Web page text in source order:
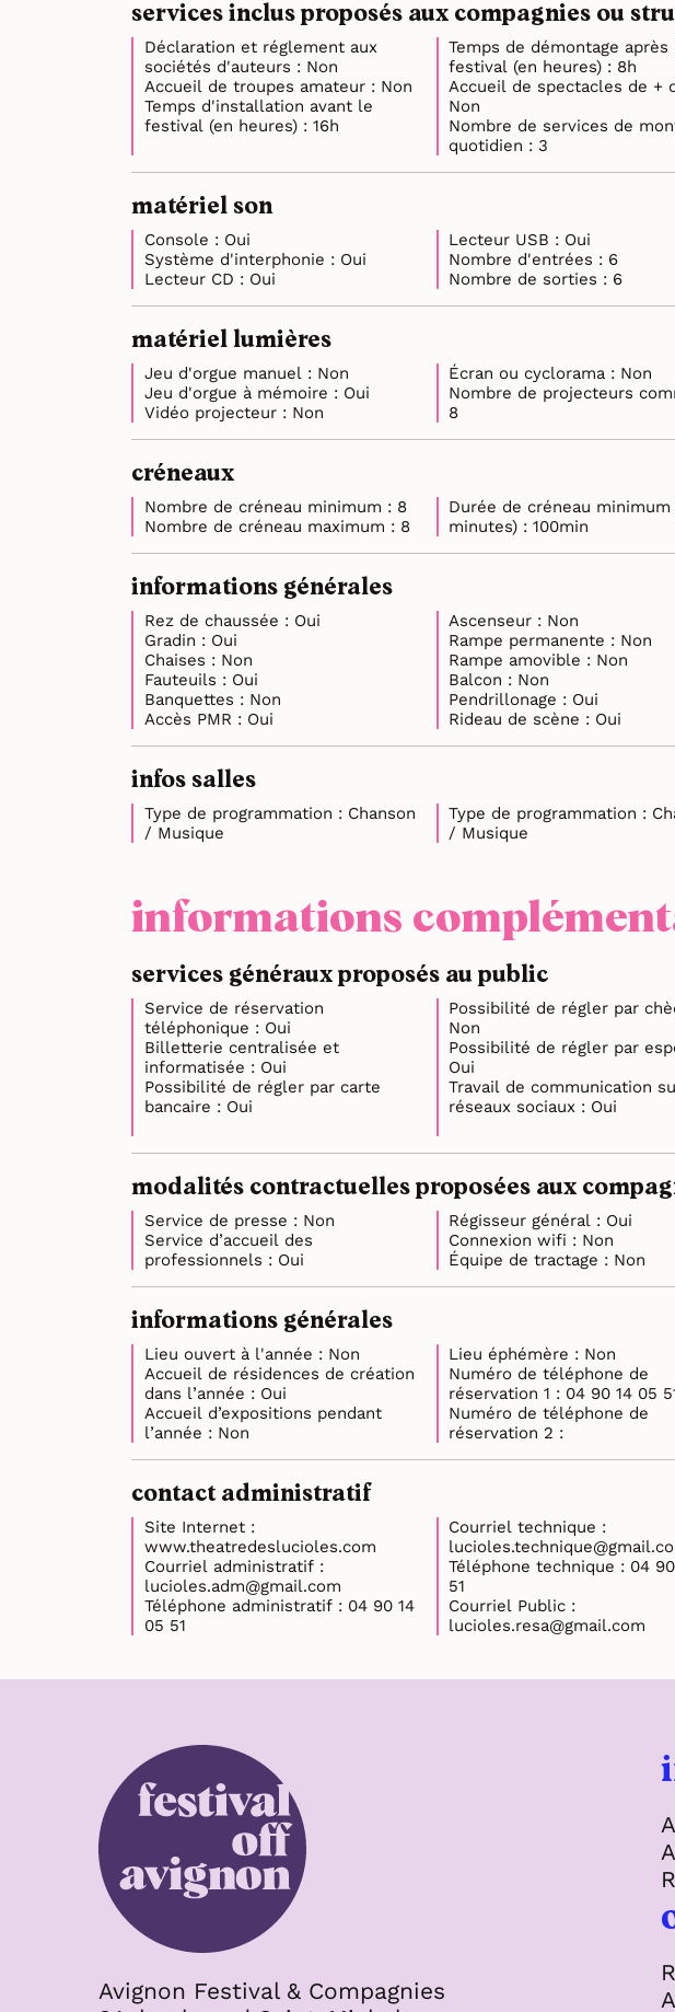
services inclus proposés aux compagnies ou
Déclaration et réglement aux
sociétés d'auteurs : Non
Accueil de troupes amateur : Non
Temps d'installation avant le
festival (en heures) : 16h
Temps de démontage après
festival (en heures) : 8h
Accueil de spectacles de +
Non
Nombre de services de
quotidien : 3
matériel son
Console : Oui
Système d'interphonie : Oui
Lecteur CD : Oui
Lecteur USB : Oui
Nombre d'entrées : 6
Nombre de sorties : 6
matériel lumières
Jeu d'orgue manuel : Non
Jeu d'orgue à mémoire : Oui
Vidéo projecteur : Non
Écran ou cyclorama : Non
Nombre de projecteurs
8
créneaux
Nombre de créneau minimum : 8
Nombre de créneau maximum : 8
Durée de créneau minimum
minutes) : 100min
informations générales
Rez de chaussée : Oui
Gradin : Oui
Chaises : Non
Fauteuils : Oui
Banquettes : Non
Accès PMR : Oui
Ascenseur : Non
Rampe permanente : Non
Rampe amovible : Non
Balcon : Non
Pendrillonage : Oui
Rideau de scène : Oui
infos salles
Type de programmation : Chanson
/ Musique
Type de programmation : Chanson
/ Musique
informations
services généraux proposés au public
Service de réservation
téléphonique : Oui
Billetterie centralisée et
informatisée : Oui
Possibilité de régler par carte
bancaire : Oui
Possibilité de régler par
Non
Possibilité de régler par
Oui
Travail de communication
réseaux sociaux : Oui
modalités contractuelles proposées aux
Service de presse : Non
Service d’accueil des
professionnels : Oui
Régisseur général : Oui
Connexion wifi : Non
Équipe de tractage : Non
informations générales
Lieu ouvert à l'année : Non
Accueil de résidences de création
dans l’année : Oui
Accueil d’expositions pendant
l’année : Non
Lieu éphémère : Non
Numéro de téléphone de
réservation 1 : 04 90 14 05
Numéro de téléphone de
réservation 2 :
contact administratif
Site Internet :
www.theatredeslucioles.com
Courriel administratif :
lucioles.adm@gmail.com
Téléphone administratif : 04 90 14
05 51
Courriel technique :
Téléphone technique : 04 90 14 05
51
Courriel Public :
lucioles.resa@gmail.com
Avignon Festival & Compagnies